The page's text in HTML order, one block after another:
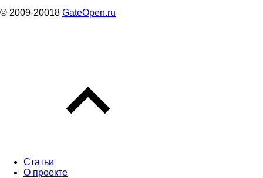
© 2009-20018 GateOpen.ru
Статьи
О проекте